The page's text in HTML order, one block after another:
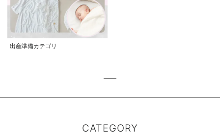
出産準備カテゴリ
CATEGORY